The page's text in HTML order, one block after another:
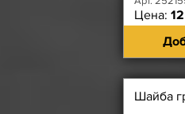
Цена:
Шайба